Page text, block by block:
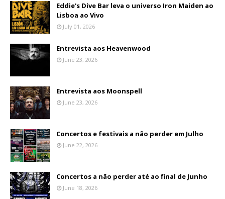
Eddie's Dive Bar leva o universo Iron Maiden ao
Lisboa ao Vivo
July 01, 2026
Entrevista aos Heavenwood
June 23, 2026
Entrevista aos Moonspell
June 23, 2026
Concertos e festivais a não perder em Julho
June 22, 2026
Concertos a não perder até ao final de Junho
June 18, 2026